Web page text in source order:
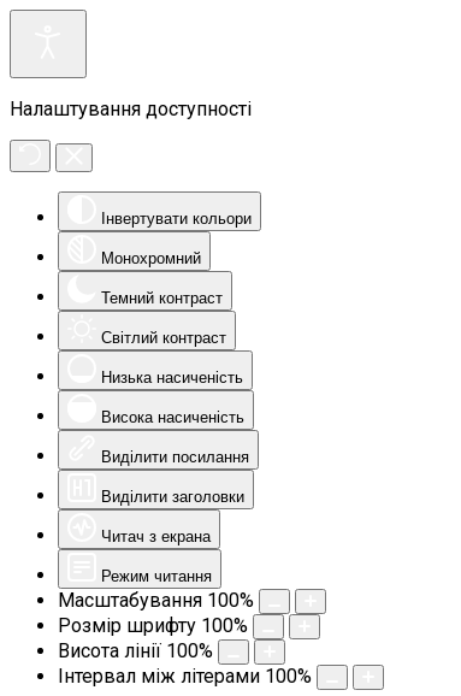
Налаштування доступності
Інвертувати кольори
Монохромний
Темний контраст
Світлий контраст
Низька насиченість
Висока насиченість
Виділити посилання
Виділити заголовки
Читач з екрана
Режим читання
Масштабування 100%
Розмір шрифту 100%
Висота лінії 100%
Інтервал між літерами 100%